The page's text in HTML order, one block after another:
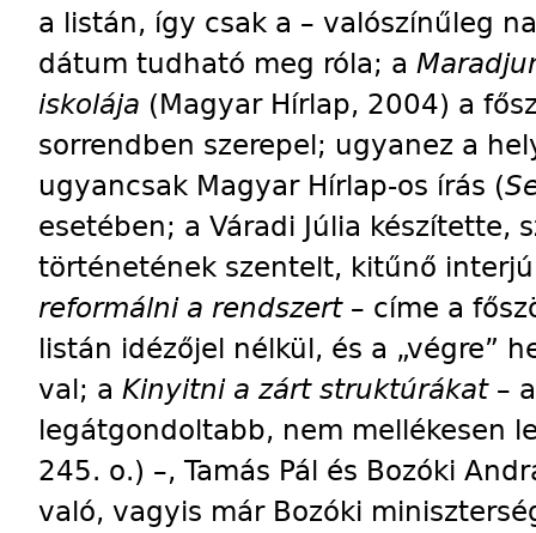
a listán, így csak a – valószínűleg
dátum tudható meg róla; a
iskolája (Magyar Hírlap, 2004) a
sorrendben szerepel; ugyanez a
ugyancsak Magyar Hírlap-os írás (
esetében; a Váradi Júlia készítette,
történetének szentelt, kitűnő
reformálni a rendszert – címe a
listán idézőjel nélkül, és a „végre”
val; a Kinyitni a zárt struktúrákat–
legátgondoltabb, nem mellékesen
245. o.) –, Tamás Pál és Bozóki
való, vagyis már Bozóki